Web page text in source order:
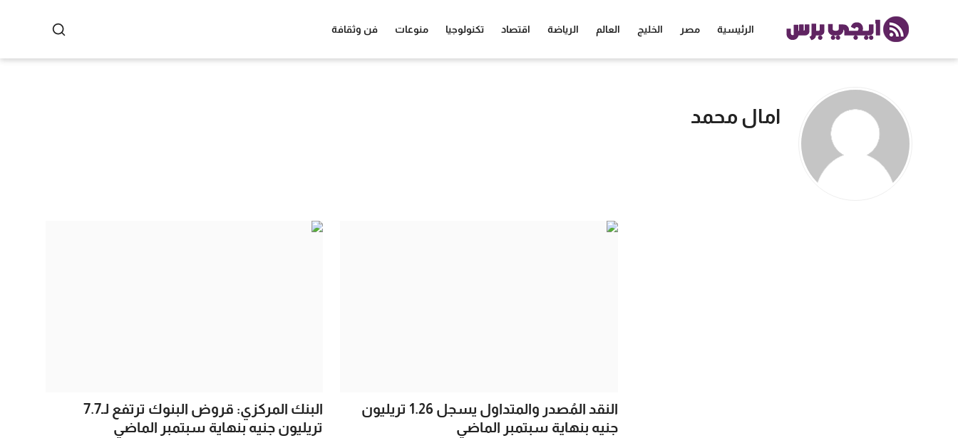
الرئيسية مصر الخليج العالم الرياضة اقتصاد تكنولوجيا منوعات فن وثقافة
امال محمد
النقد المُصدر والمتداول يسجل 1.26 تريليون
جنيه بنهاية سبتمبر الماضي
البنك المركزي: قروض البنوك ترتفع لـ7.7
تريليون جنيه بنهاية سبتمبر الماضي